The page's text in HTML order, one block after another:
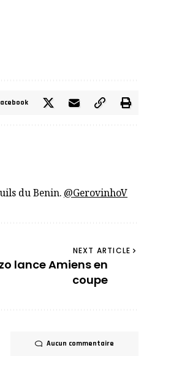
du Benin. @GerovinhoV
NEXT ARTICLE
lance Amiens en
coupe
Aucun commentaire